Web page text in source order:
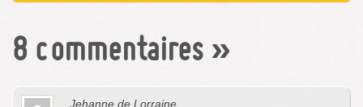
8 commentaires »
Jehanne de Lorraine